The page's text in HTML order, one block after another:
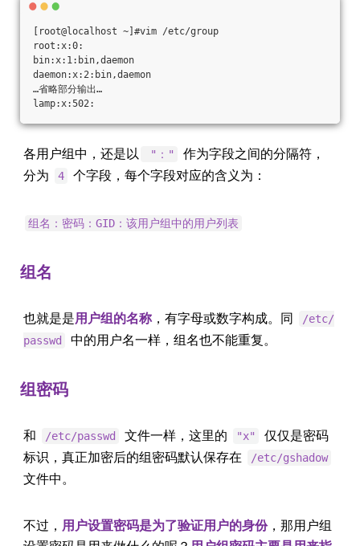
[root@localhost ~]#vim /etc/group
root:x:0:
bin:x:1:bin,daemon
daemon:x:2:bin,daemon
…省略部分输出…
lamp:x:502:
各用户组中，还是以 "："
作为字段之间的分隔符，
分为
4 个字段，每个字段对应的含义为：
组名：密码：GID：该用户组中的用户列表
组名
也就是是用户组的名称 ，有字母或数字构成。同
/etc/
passwd
中的用户名一样，组名也不能重复。
组密码
和 /etc/passwd 文件一样，这里的 "x"
仅仅是密码
标识，真正加密后的组密码默认保存在
/etc/gshadow
文件中。
不过， 用户设置密码是为了验证用户的身份，那用户组